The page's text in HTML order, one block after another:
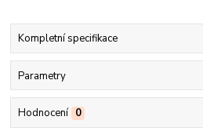
Kompletní specifikace
Parametry
Hodnocení 0